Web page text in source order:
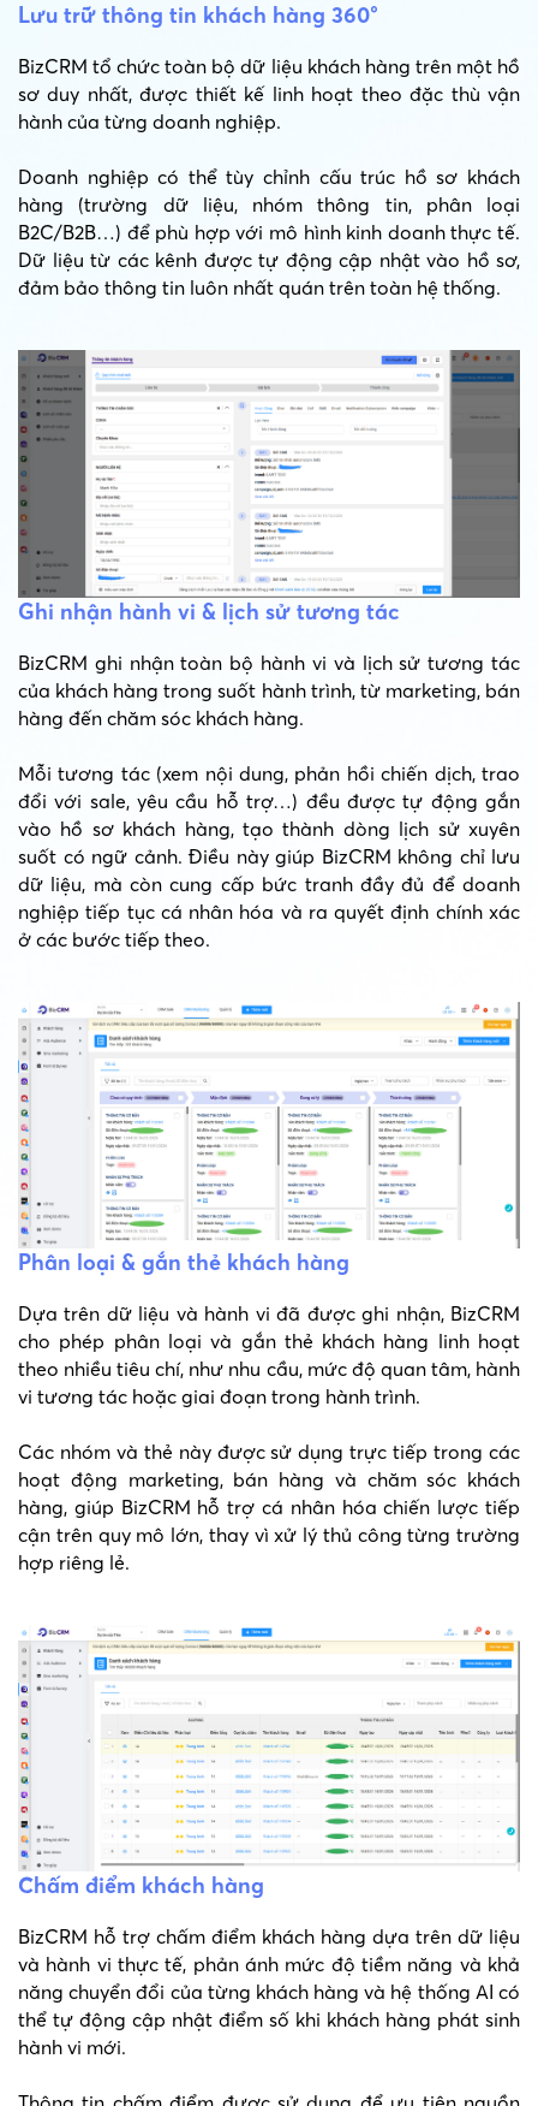
Lưu trữ thông tin khách hàng 360°
BizCRM tổ chức toàn bộ dữ liệu khách hàng trên một hồ
sơ duy nhất, được thiết kế linh hoạt theo đặc thù vận
hành của từng doanh nghiệp.
Doanh nghiệp có thể tùy chỉnh cấu trúc hồ sơ khách
hàng (trường dữ liệu, nhóm thông tin, phân loại
B2C/B2B…) để phù hợp với mô hình kinh doanh thực tế.
Dữ liệu từ các kênh được tự động cập nhật vào hồ sơ,
đảm bảo thông tin luôn nhất quán trên toàn hệ thống.
Ghi nhận hành vi & lịch sử tương tác
BizCRM ghi nhận toàn bộ hành vi và lịch sử tương tác
của khách hàng trong suốt hành trình, từ marketing, bán
hàng đến chăm sóc khách hàng.
Mỗi tương tác (xem nội dung, phản hồi chiến dịch, trao
đổi với sale, yêu cầu hỗ trợ…) đều được tự động gắn
vào hồ sơ khách hàng, tạo thành dòng lịch sử xuyên
suốt có ngữ cảnh. Điều này giúp BizCRM không chỉ lưu
dữ liệu, mà còn cung cấp bức tranh đầy đủ để doanh
nghiệp tiếp tục cá nhân hóa và ra quyết định chính xác
ở các bước tiếp theo.
Phân loại & gắn thẻ khách hàng
Dựa trên dữ liệu và hành vi đã được ghi nhận, BizCRM
cho phép phân loại và gắn thẻ khách hàng linh hoạt
theo nhiều tiêu chí, như nhu cầu, mức độ quan tâm, hành
vi tương tác hoặc giai đoạn trong hành trình.
Các nhóm và thẻ này được sử dụng trực tiếp trong các
hoạt động marketing, bán hàng và chăm sóc khách
hàng, giúp BizCRM hỗ trợ cá nhân hóa chiến lược tiếp
cận trên quy mô lớn, thay vì xử lý thủ công từng trường
hợp riêng lẻ.
Chấm điểm khách hàng
BizCRM hỗ trợ chấm điểm khách hàng dựa trên dữ liệu
và hành vi thực tế, phản ánh mức độ tiềm năng và khả
năng chuyển đổi của từng khách hàng và hệ thống AI có
thể tự động cập nhật điểm số khi khách hàng phát sinh
hành vi mới.